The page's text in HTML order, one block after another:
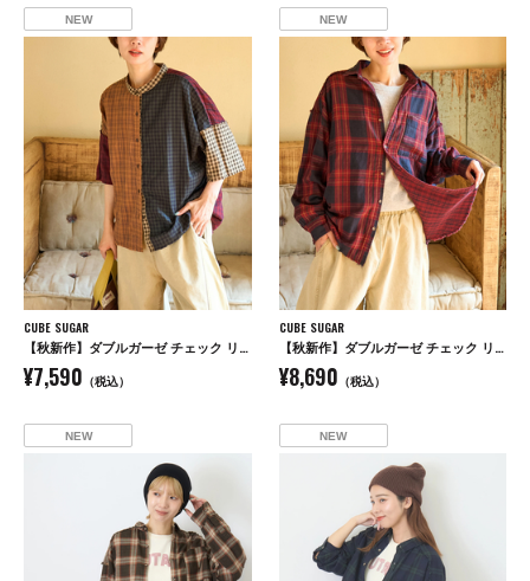
NEW
CUBE SUGAR
【秋新作】ダブルガーゼ チェック リバーシブル 5分袖 ドルマンシャツ
¥7,590 （税込）
NEW
CUBE SUGAR
【秋新作】ダブルガーゼ チェック リバーシブル レギュラーシャツ
¥8,690 （税込）
NEW NEW